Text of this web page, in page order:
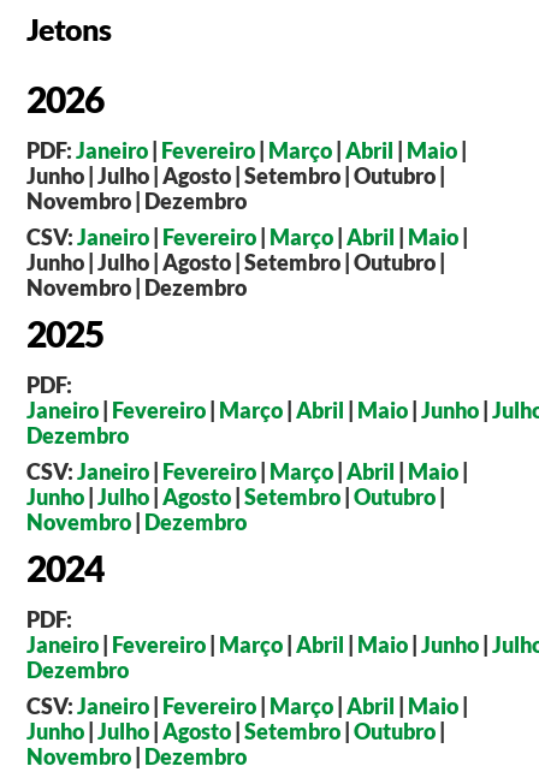
Jetons
2026
PDF:Janeiro Fevereiro Março |Abril Maio
Junho | Julho | Agosto | Setembro | Outubro |
Novembro | Dezembro
CSV:Janeiro Fevereiro Março |Abril Maio
Junho | Julho | Agosto | Setembro | Outubro |
Novembro | Dezembro
2025
PDF:
Janeiro Fevereiro Março |Abril Maio |Junho |
Dezembro
CSV:Janeiro Fevereiro Março |Abril Maio
Junho |Julho |Agosto |Setembro |Outubro
Novembro Dezembro
2024
PDF:
Janeiro Fevereiro Março |Abril Maio |Junho
Dezembro
CSV:Janeiro Fevereiro Março |Abril Maio
Junho |Julho |Agosto |Setembro |Outubro
Novembro Dezembro